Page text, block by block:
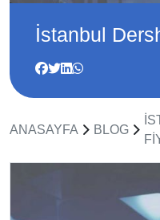
İstanbul
ANASAYFA BLOG